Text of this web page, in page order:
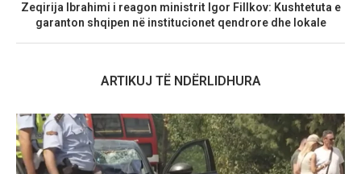
Zeqirija Ibrahimi i reagon ministrit Igor Fillkov: Kushtetuta e
garanton shqipen në institucionet qendrore dhe lokale
ARTIKUJ TË NDËRLIDHURA